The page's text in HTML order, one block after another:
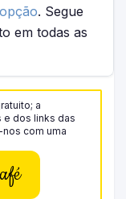
. Segue
em todas as
a
dos links das
com uma